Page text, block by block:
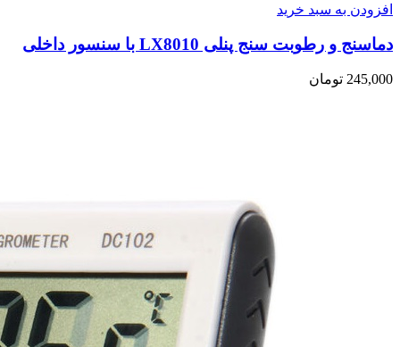
افزودن به سبد خرید
دماسنج و رطوبت سنج پنلی LX8010 با سنسور داخلی
245,000 تومان